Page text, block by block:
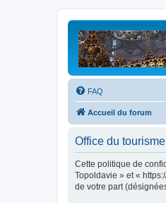
FAQ
Accueil du forum
Office du
Cette politique de
Topoldavie » et «
de votre part